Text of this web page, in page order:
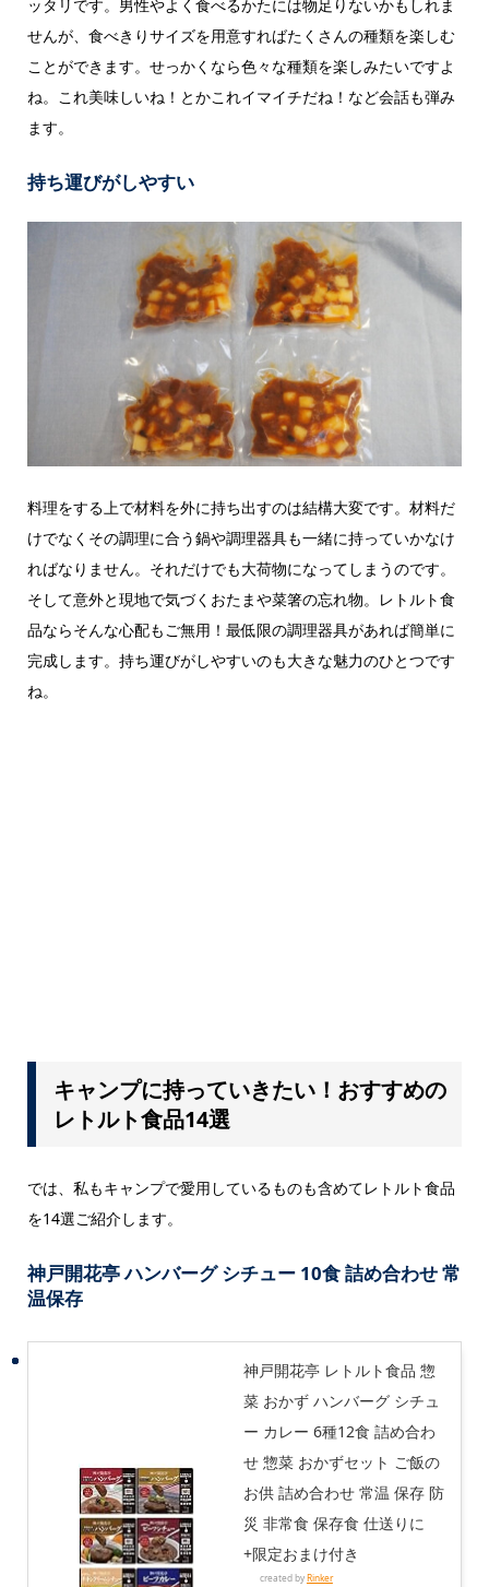
ッタリです。男性やよく食べるかたには物足りないかもしれま
せんが、食べきりサイズを用意すればたくさんの種類を楽しむ
ことができます。せっかくなら色々な種類を楽しみたいですよ
ね。これ美味しいね！とかこれイマイチだね！など会話も弾み
ます。
持ち運びがしやすい
料理をする上で材料を外に持ち出すのは結構大変です。材料だ
けでなくその調理に合う鍋や調理器具も一緒に持っていかなけ
ればなりません。それだけでも大荷物になってしまうのです。
そして意外と現地で気づくおたまや菜箸の忘れ物。レトルト食
品ならそんな心配もご無用！最低限の調理器具があれば簡単に
完成します。持ち運びがしやすいのも大きな魅力のひとつです
ね。
キャンプに持っていきたい！おすすめの
レトルト食品14選
では、私もキャンプで愛用しているものも含めてレトルト食品
を14選ご紹介します。
神戸開花亭ハンバーグ シチュー 10食 詰め合わせ 常
温保存
神戸開花亭 レトルト食品 惣
菜 おかず ハンバーグ シチュ
ー カレー 6種12食 詰め合わ
せ 惣菜 おかずセット ご飯の
お供 詰め合わせ 常温 保存 防
災 非常食 保存食 仕送りに
+限定おまけ付き
created by Rinker